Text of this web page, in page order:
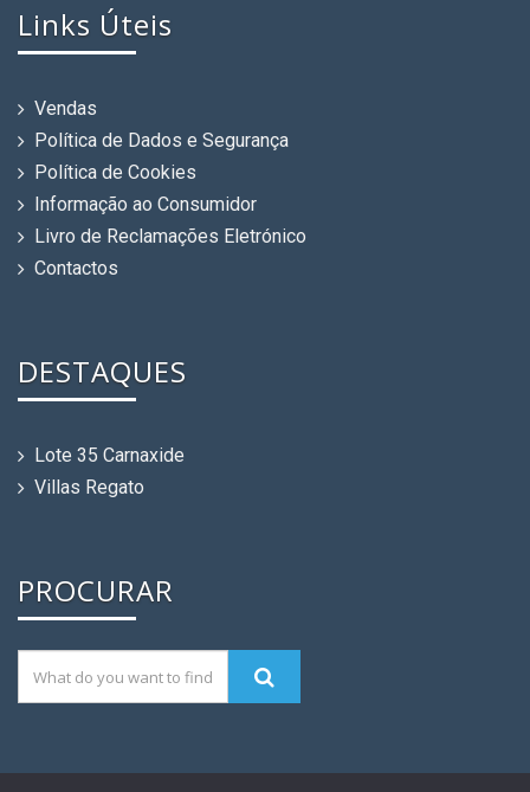
Links Úteis
Vendas
Política de Dados e Segurança
Política de Cookies
Informação ao Consumidor
Livro de Reclamações Eletrónico
Contactos
DESTAQUES
Lote 35 Carnaxide
Villas Regato
PROCURAR